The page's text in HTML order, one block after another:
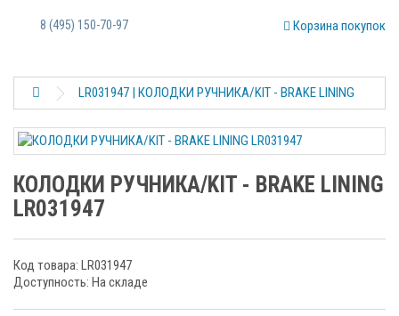
8 (495) 150-70-97 Корзина покупок
LR031947 | КОЛОДКИ РУЧНИКА/KIT - BRAKE LINING
КОЛОДКИ РУЧНИКА/KIT - BRAKE LINING
LR031947
Код товара: LR031947
Доступность: На складе